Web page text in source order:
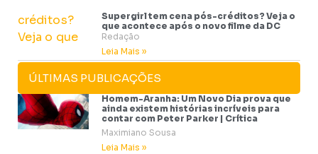
Supergirl tem cena pós-créditos? Veja o
que acontece após o novo filme da DC
Redação
Leia Mais »
ÚLTIMAS PUBLICAÇÕES
Homem-Aranha: Um Novo Dia prova que
ainda existem histórias incríveis para
contar com Peter Parker | Crítica
Maximiano Sousa
Leia Mais »